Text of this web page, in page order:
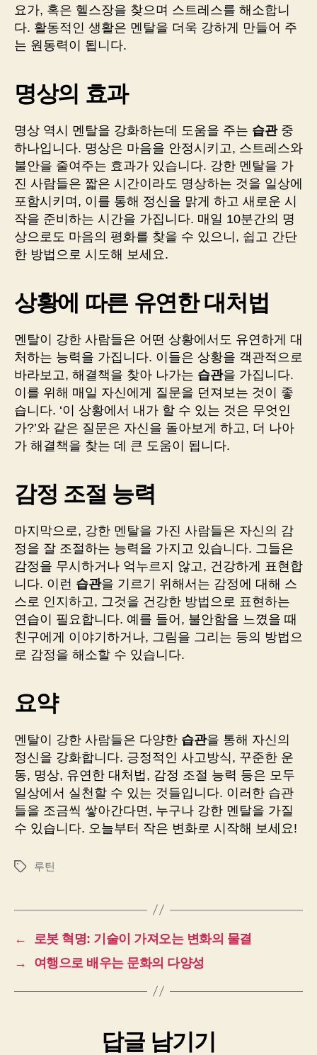
요가, 혹은 헬스장을 찾으며 스트레스를 해소합니
다. 활동적인 생활은 멘탈을 더욱 강하게 만들어 주
는 원동력이 됩니다.
명상의 효과
명상 역시 멘탈을 강화하는데 도움을 주는 습관중
하나입니다. 명상은 마음을 안정시키고, 스트레스와
불안을 줄여주는 효과가 있습니다. 강한 멘탈을 가
진 사람들은 짧은 시간이라도 명상하는 것을 일상에
포함시키며, 이를 통해 정신을 맑게 하고 새로운 시
작을 준비하는 시간을 가집니다. 매일 10분간의 명
상으로도 마음의 평화를 찾을 수 있으니, 쉽고 간단
한 방법으로 시도해 보세요.
상황에 따른 유연한 대처법
멘탈이 강한 사람들은 어떤 상황에서도 유연하게 대
처하는 능력을 가집니다. 이들은 상황을 객관적으로
바라보고, 해결책을 찾아 나가는 습관을 가집니다.
이를 위해 매일 자신에게 질문을 던져보는 것이 좋
습니다. ‘이 상황에서 내가 할 수 있는 것은 무엇인
가?’와 같은 질문은 자신을 돌아보게 하고, 더 나아
가 해결책을 찾는 데 큰 도움이 됩니다.
감정 조절 능력
마지막으로, 강한 멘탈을 가진 사람들은 자신의 감
정을 잘 조절하는 능력을 가지고 있습니다. 그들은
감정을 무시하거나 억누르지 않고, 건강하게 표현합
니다. 이런 습관을 기르기 위해서는 감정에 대해 스
스로 인지하고, 그것을 건강한 방법으로 표현하는
연습이 필요합니다. 예를 들어, 불안함을 느꼈을 때
친구에게 이야기하거나, 그림을 그리는 등의 방법으
로 감정을 해소할 수 있습니다.
요약
멘탈이 강한 사람들은 다양한 습관을 통해 자신의
정신을 강화합니다. 긍정적인 사고방식, 꾸준한 운
동, 명상, 유연한 대처법, 감정 조절 능력 등은 모두
일상에서 실천할 수 있는 것들입니다. 이러한 습관
들을 조금씩 쌓아간다면, 누구나 강한 멘탈을 가질
수 있습니다. 오늘부터 작은 변화로 시작해 보세요!
태
루틴
←
로봇 혁명: 기술이 가져오는 변화의 물결
→
여행으로 배우는 문화의 다양성
답글 남기기